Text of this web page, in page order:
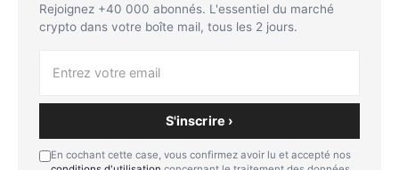
Rejoignez +40 000 abonnés. L'essentiel du marché
crypto dans votre boîte mail, tous les 2 jours.
S'inscrire ›
En cochant cette case, vous confirmez avoir lu et accepté nos